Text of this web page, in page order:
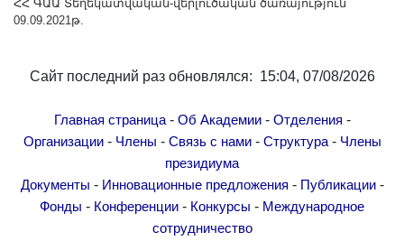
ՀՀ ԳԱԱ Տեղեկատվական-վերլուծական ծառայություն
09.09.2021թ.
Сайт последний раз обновлялся: 15:04, 07/08/2026
Главная страница- Об Академии- Отделения -
Организации- Члены - Связь с нами- Структура- Члены
президиума
Документы - Инновационные предложения - Публикации-
Фонды - Конференции - Конкурсы - Международное
сотрудничество